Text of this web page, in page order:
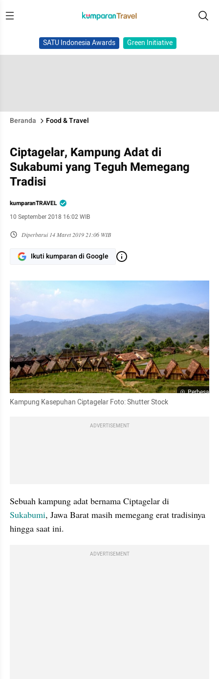
SATU Indonesia Awards Green Initiative
Beranda Food & Travel
Ciptagelar, Kampung Adat di
Sukabumi yang Teguh Memegang
Tradisi
kumparanTRAVEL
10 September 2018 16:02 WIB
Diperbarui 14 Maret 2019 21:06 WIB
Ikuti kumparan di Google
Perbesar
Kampung Kasepuhan Ciptagelar Foto: Shutter Stock
ADVERTISEMENT
Sukabumi, Jawa Barat masih memegang erat tradisinya
hingga saat ini.
ADVERTISEMENT